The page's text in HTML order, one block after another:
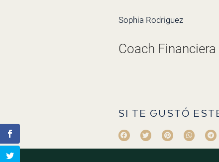
Sophia Rodriguez
Coach
SI TE GUSTÓ